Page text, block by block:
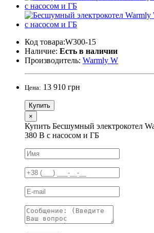
Код товара:W300-15
Наличие: Есть в наличии
Производитель: Warmly W
Цена: 13 910 грн
Купить
×
Купить Бесшумный электрокотел
380 В с насосом и ГБ